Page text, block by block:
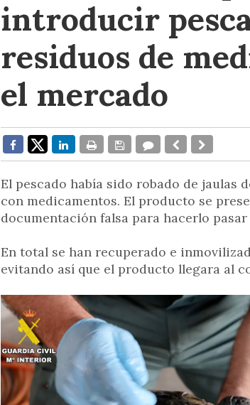
introducir
residuos de
el mercado
El pescado había sido robado de jaulas
con medicamentos. El producto se
documentación falsa para hacerlo
En total se han recuperado e
evitando así que el producto llegara al